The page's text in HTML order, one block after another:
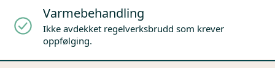
Varmebehandling
Ikke avdekket regelverksbrudd som krever
oppfølging.